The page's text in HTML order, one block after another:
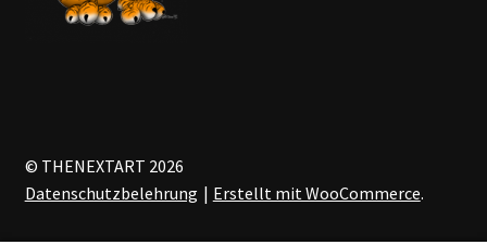
© THENEXTART 2026
Datenschutzbelehrung
Erstellt mit WooCommerce.